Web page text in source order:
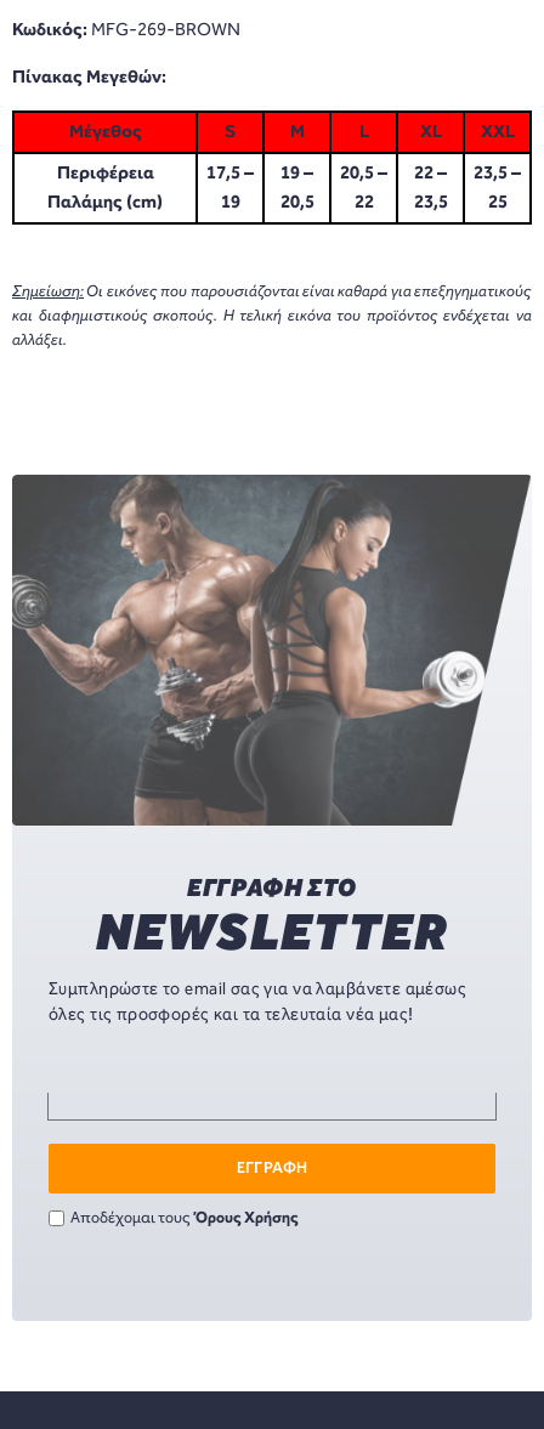
Κωδικός: MFG-269-BROWN
Πίνακας Μεγεθών:
Μέγεθος
S M L XL
XXL
Περιφέρεια
Παλάμης (cm)
17,5 –
19
19 –
20,5
20,5 –
22
22 –
23,5
23,5 –
25
Σημείωση:Οι εικόνες που παρουσιάζονται είναι καθαρά για επεξηγηματικούς
και διαφημιστικούς σκοπούς. Η τελική εικόνα του προϊόντος ενδέχεται να
αλλάξει.
ΕΓΓΡΑΦΗ ΣΤΟ
NEWSLETTER
Συμπληρώστε το email σας για να λαμβάνετε αμέσως
όλες τις προσφορές και τα τελευταία νέα μας!
ΕΓΓΡΑΦΗ
Αποδέχομαι τουςΌρους Χρήσης